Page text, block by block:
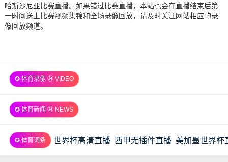
哈斯沙尼亚比赛直播。如果错过比赛直播，本站也会在直播结束后第
一时间送上比赛视频集锦和全场录像回放，请及时关注网站相应的录
像回放频道。
✪ 体育录像 ㉔ VIDEO
✪ 体育新闻 ㉔ NEWS
✪ 体育词条 世界杯高清直播 西甲无插件直播 美加墨世界杯